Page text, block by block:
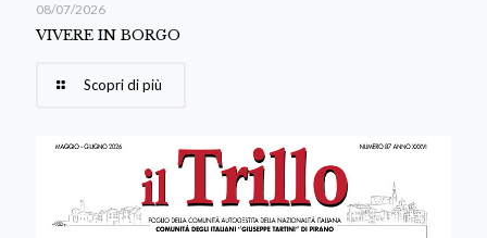
08/07/2026
VIVERE IN BORGO
Scopri di più